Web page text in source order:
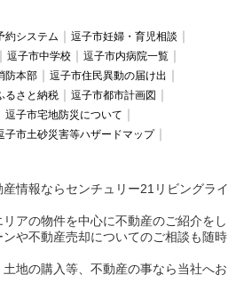
約システム
逗子市妊婦・育児相談
逗子市中学校
逗子市内病院一覧
防本部
逗子市住民異動の届け出
るさと納税
逗子市都市計画図
逗子市宅地防災について
子市土砂災害等ハザードマップ
情報ならセンチュリー21リビングライ
アの物件を中心に不動産のご紹介をし
や不動産売却についてのご相談も随時
地の購入等、不動産の事なら当社へお